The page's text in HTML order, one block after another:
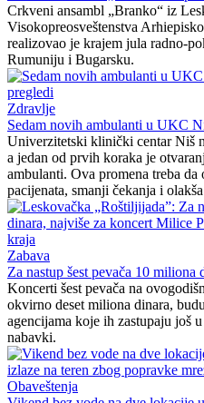
Crkveni ansambl „Branko“ iz
Visokopreosveštenstva
realizovao je krajem jula radno-
Rumuniju i Bugarsku.
Zdravlje
Sedam novih ambulanti u UKC
Univerzitetski klinički centar Niš
a jedan od prvih koraka je
ambulanti. Ova promena treba
pacijenata, smanji čekanja i
Zabava
Za nastup šest pevača 10 miliona
Koncerti šest pevača na
okvirno deset miliona dinara,
agencijama koje ih zastupaju još
nabavki.
Obaveštenja